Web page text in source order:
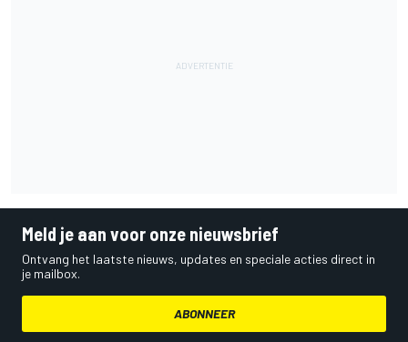
Meld je aan voor onze nieuwsbrief
Ontvang het laatste nieuws, updates en speciale acties direct in
je mailbox.
ABONNEER